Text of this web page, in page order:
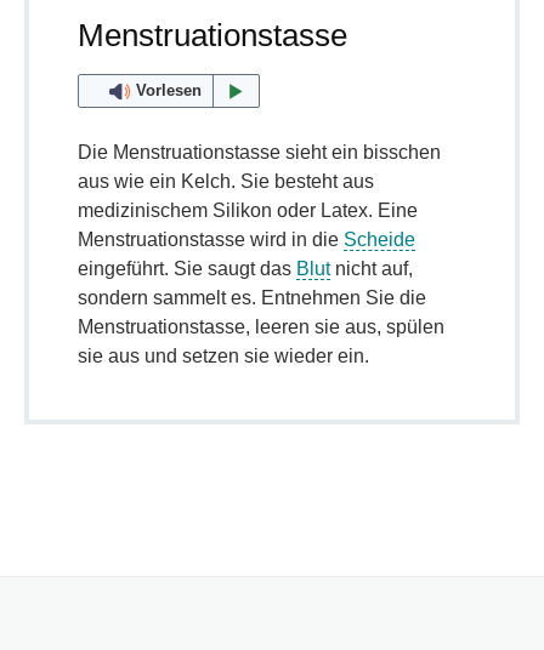
Menstruationstasse
Vorlesen
Die Menstruationstasse sieht ein bisschen
aus wie ein Kelch. Sie besteht aus
medizinischem Silikon oder Latex. Eine
Menstruationstasse wird in die Scheide
eingeführt. Sie saugt das Blutnicht auf,
sondern sammelt es. Entnehmen Sie die
Menstruationstasse, leeren sie aus, spülen
sie aus und setzen sie wieder ein.